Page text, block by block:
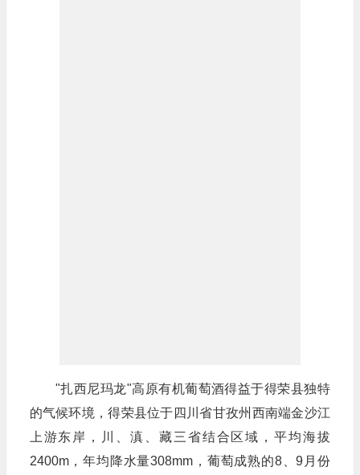
"扎西尼玛龙"高原有机葡萄酒得益于得荣县独特
的气候环境，得荣县位于四川省甘孜州西南端金沙江
上游东岸，川、滇、藏三省结合区域，平均海拔
2400m，年均降水量308mm，葡萄成熟的8、9月份